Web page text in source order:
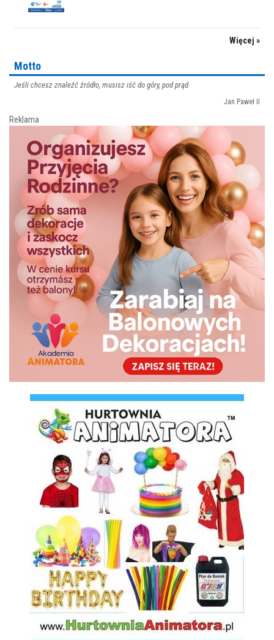
Więcej »
Motto
Jeśli chcesz znaleźć źródło, musisz iść do góry, pod prąd
Jan Paweł II
Reklama